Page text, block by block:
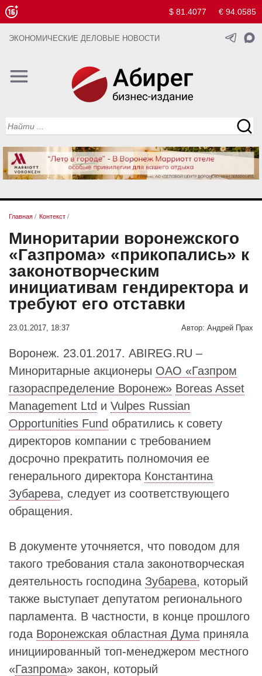
$ 81.4077 € 94.0585
ЭКОНОМИЧЕСКИЕ ДЕЛОВЫЕ НОВОСТИ
Главная / Контекст /
Миноритарии воронежского
«Газпрома» «прикопались» к
законотворческим
инициативам гендиректора и
требуют его отставки
23.01.2017, 18:37 Автор: Андрей Прах
Воронеж. 23.01.2017. ABIREG.RU –
Миноритарные акционеры ОАО «Газпром
газораспределение Воронеж» Boreas Asset
Management Ltd и Vulpes Russian
Opportunities Fund обратились к совету
директоров компании с требованием
досрочно прекратить полномочия ее
генерального директора Константина
Зубарева, следует из соответствующего
обращения.
В документе уточняется, что поводом для
такого требования стала законотворческая
деятельность господина Зубарева, который
также выступает депутатом регионального
парламента. В частности, в конце прошлого
года Воронежская областная Дума приняла
инициированный топ-менеджером местного
«Газпрома» закон, который